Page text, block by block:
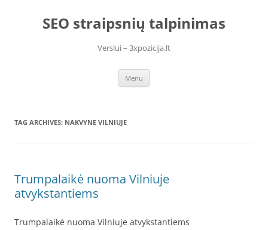
contentSEO straipsnių talpinimas
Verslui – 3xpozicija.lt
Menu
TAG ARCHIVES: NAKVYNE VILNIUJE
Trumpalaikė nuoma Vilniuje
atvykstantiems
Trumpalaikė nuoma Vilniuje atvykstantiems